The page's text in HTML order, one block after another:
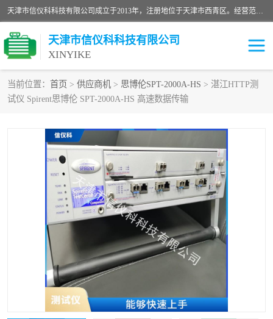
天津市信仪科科技有限公司成立于2013年，注册地位于天津市西青区。经营范围包括计算机软件、电子产品、仪器技术开发、技术转让、技术咨询、技术服务、网络工程、电子监控工程安装等；主要产品有：网络流量测试仪、Ixia XM2、XM12、XGS2、XGS12、400T、1600T、X16网络协议分析仪，Agilent N2X 等等各种型号，欢迎来电咨询。
天津市信仪科科技有限公司
XINYIKE
当前位置： 首页 > 供应商机 > 思博伦SPT-2000A-HS > 湛江HTTP测
试仪 Spirent思博伦 SPT-2000A-HS 高速数据传输
思博伦Spirent C50 思博伦Spirent C1
思博伦Spirent C100
思博伦Spirent N11U 思博伦Spirent SPT-2U
思博伦600B 思博伦SPT-2000A-HS
思博伦Spirent SPT-3U 思博伦TestCenter
发包仪IXIA XGS2 思博伦Spirent SPT-9000A